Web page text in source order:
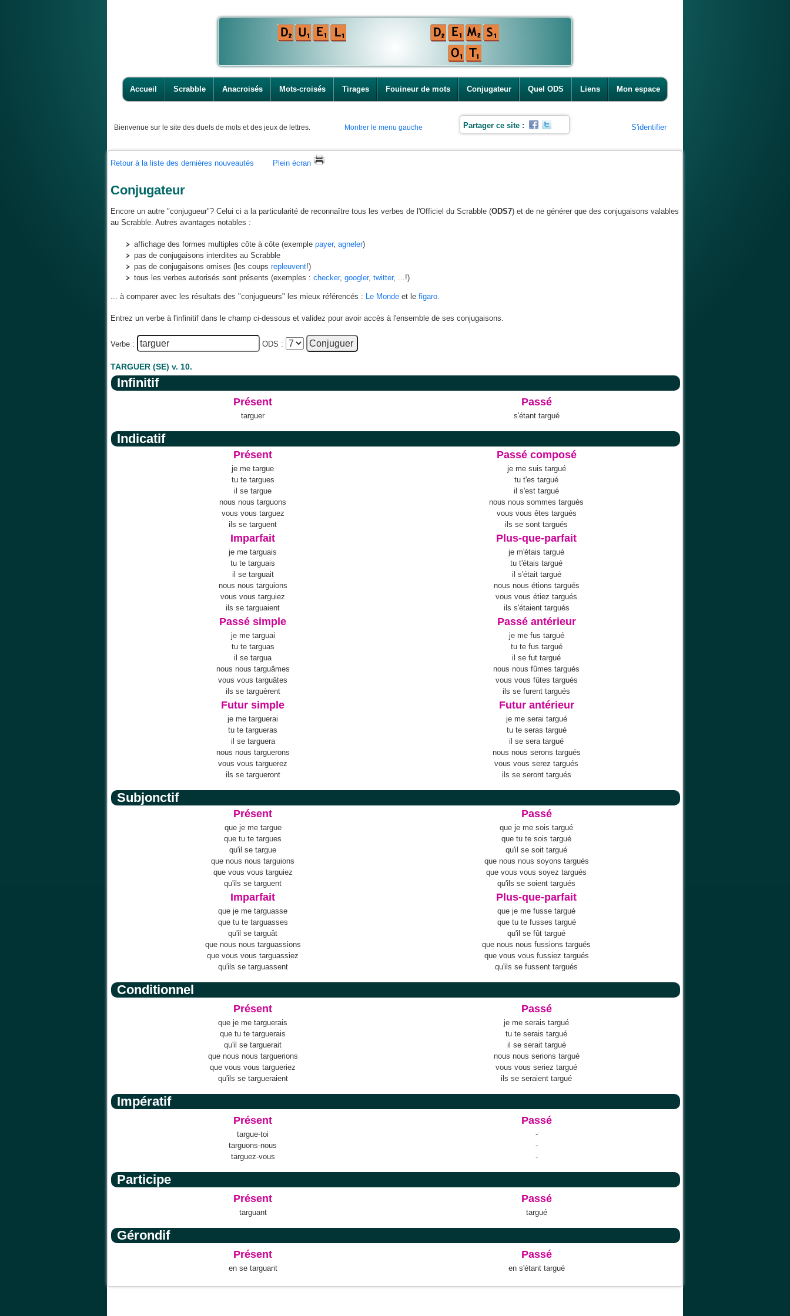
Accueil Scrabble Anacroisés Mots-croisés Tirages Fouineur de mots Conjugateur Quel ODS Liens Mon espace
Bienvenue sur le site des duels de mots et des jeux de lettres. Montrer le menu gauche Partager ce site : S'identifier
Retour à la liste des dernières nouveautés Plein écran
Conjugateur
Encore un autre "conjugueur"? Celui ci a la particularité de reconnaître tous les verbes de l'Officiel du Scrabble (ODS7) et de ne générer que des conjugaisons valables
au Scrabble. Autres avantages notables :
affichage des formes multiples côte à côte (exemple payer, agneler)
pas de conjugaisons interdites au Scrabble
pas de conjugaisons omises (les coups repleuvent!)
tous les verbes autorisés sont présents (exemples : checker, googler, twitter, ...!)
... à comparer avec les résultats des "conjugueurs" les mieux référencés : Le Monde et le figaro.
Entrez un verbe à l'infinitif dans le champ ci-dessous et validez pour avoir accès à l'ensemble de ses conjugaisons.
Verbe : ODS :
TARGUER (SE) v. 10.
Infinitif
Présent
targuer
Passé
s'étant targué
Indicatif
Présent
je me targue
tu te targues
il se targue
nous nous targuons
vous vous targuez
ils se targuent
Passé composé
je me suis targué
tu t'es targué
il s'est targué
nous nous sommes targués
vous vous êtes targués
ils se sont targués
Imparfait
je me targuais
tu te targuais
il se targuait
nous nous targuions
vous vous targuiez
ils se targuaient
Plus-que-parfait
je m'étais targué
tu t'étais targué
il s'était targué
nous nous étions targués
vous vous étiez targués
ils s'étaient targués
Passé simple
je me targuai
tu te targuas
il se targua
nous nous targuâmes
vous vous targuâtes
ils se targuèrent
Passé antérieur
je me fus targué
tu te fus targué
il se fut targué
nous nous fûmes targués
vous vous fûtes targués
ils se furent targués
Futur simple
je me targuerai
tu te targueras
il se targuera
nous nous targuerons
vous vous targuerez
ils se targueront
Futur antérieur
je me serai targué
tu te seras targué
il se sera targué
nous nous serons targués
vous vous serez targués
ils se seront targués
Subjonctif
Présent
que je me targue
que tu te targues
qu'il se targue
que nous nous targuions
que vous vous targuiez
qu'ils se targuent
Passé
que je me sois targué
que tu te sois targué
qu'il se soit targué
que nous nous soyons targués
que vous vous soyez targués
qu'ils se soient targués
Imparfait
que je me targuasse
que tu te targuasses
qu'il se targuât
que nous nous targuassions
que vous vous targuassiez
qu'ils se targuassent
Plus-que-parfait
que je me fusse targué
que tu te fusses targué
qu'il se fût targué
que nous nous fussions targués
que vous vous fussiez targués
qu'ils se fussent targués
Conditionnel
Présent
que je me targuerais
que tu te targuerais
qu'il se targuerait
que nous nous targuerions
que vous vous targueriez
qu'ils se targueraient
Passé
je me serais targué
tu te serais targué
il se serait targué
nous nous serions targué
vous vous seriez targué
ils se seraient targué
Impératif
Présent
targue-toi
targuons-nous
targuez-vous
Passé
-
-
-
Participe
Présent
targuant
Passé
targué
Gérondif
Présent
en se targuant
Passé
en s'étant targué